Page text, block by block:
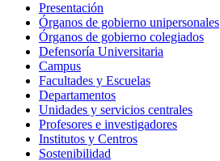
Presentación
Órganos de gobierno unipersonales
Órganos de gobierno colegiados
Defensoría Universitaria
Campus
Facultades y Escuelas
Departamentos
Unidades y servicios centrales
Profesores e investigadores
Institutos y Centros
Sostenibilidad